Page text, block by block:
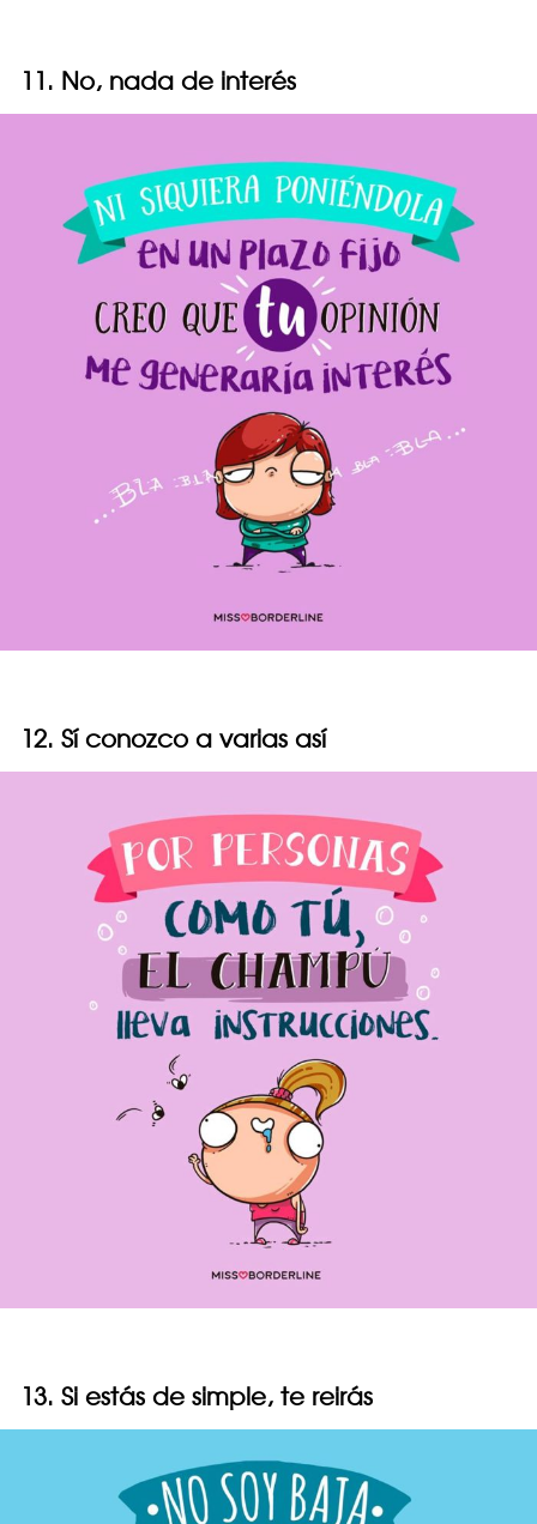
11. No, nada de interés
12. Sí conozco a varias así
13. Si estás de simple, te reirás